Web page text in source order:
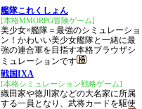
艦隊これくしょん
[本格MMORPG冒険ゲーム]
美少女×艦隊＝最強のシミュレーショ
ン！かわいい美少女艦隊と一緒に最
強の連合軍を目指す本格ブラウザシ
ミュレーションです
戦国IXA
[本格シミュレーション戦略ゲーム]
織田家や徳川家などの大名家に所属
する一員となり、武将カードを駆使